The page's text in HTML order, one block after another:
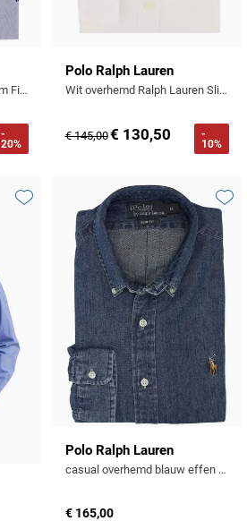
Ralph Lauren overhemd Slim Fit lichtblauw
-
20%
Polo Ralph Lauren
Wit overhemd Ralph Lauren Slim Fit
€ 145,00€ 130,50
-
10%
Toevoegen aan favorieten
Polo Ralph Lauren
casual overhemd blauw effen denim slim fit
€ 165,00